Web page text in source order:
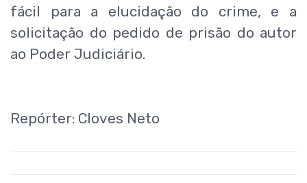
fácil para a elucidação do crime, e a
solicitação do pedido de prisão do autor
ao Poder Judiciário.
Repórter: Cloves Neto